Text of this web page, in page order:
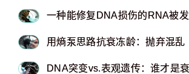
一种能修复DNA损伤的RNA被
用熵泵思路抗衰冻龄：抛弃混乱
DNA突变vs.表观遗传：谁才是